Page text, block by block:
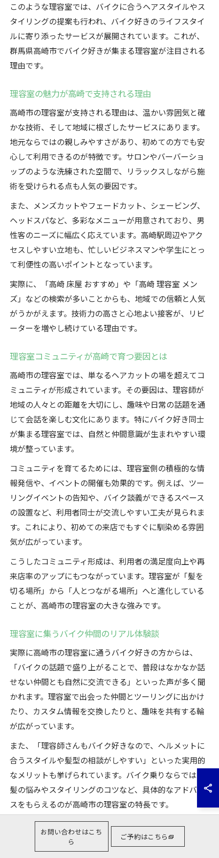
このような理容室では、バイクに合うヘアスタイルやス
タイリングの提案も行われ、バイク好きのライフスタイ
ルに寄り添ったサービスが展開されています。これが、
群馬県高崎市でバイク好きが集まる理容室が注目される
理由です。
理容室の魅力が高崎で支持される理由
高崎市の理容室が支持される理由は、温かい雰囲気と確
かな技術、そして地域に根ざしたサービスにあります。
地元ならではの親しみやすさがあり、初めての方でも安
心して利用できるのが特徴です。サロンやバーバーショ
ップのような洗練された空間で、リラックスしながら施
術を受けられる点も人気の要因です。
また、メンズカットやフェードカット、シェービング、
ヘッドスパなど、多彩なメニューが用意されており、男
性客のニーズに幅広く応えています。高崎駅周辺やアク
セスしやすい立地も、忙しいビジネスマンや学生にとっ
て利便性の高いポイントとなっています。
実際に、「高崎 床屋 おすすめ」や「高崎 理容室 メン
ズ」などの検索が多いことからも、地域での信頼と人気
がうかがえます。技術力の高さと心地よい接客が、リピ
ーターを増やし続けている理由です。
理容室コミュニティが高崎で育つ要因とは
高崎市の理容室では、単なるヘアカットの場を超えてコ
ミュニティが形成されています。その要因は、理容師が
地域の人々との距離を大切にし、趣味や日常の話題を通
じて会話を楽しむ文化にあります。特にバイク好き同士
が集まる理容室では、自然と仲間意識が生まれやすい環
境が整っています。
コミュニティを育てるためには、理容室側の積極的な情
報発信や、イベントの開催も効果的です。例えば、ツー
リングイベントの告知や、バイク談義ができるスペース
の設置など、利用者同士が交流しやすい工夫が見られま
す。これにより、初めての来店でもすぐに馴染める雰囲
気が広がっています。
こうしたコミュニティ形成は、利用者の満足度向上や再
来店率のアップにもつながっています。理容室が「髪を
切る場所」から「人とつながる場所」へと進化している
ことが、高崎市の理容室の大きな強みです。
理容室に集うバイク仲間のリアル体験談
実際に高崎市の理容室に通うバイク好きの方からは、
「バイクの話題で盛り上がることで、普段はなかなか話
せない仲間とも自然に交流できる」といった声が多く聞
かれます。理容室で出会った仲間とツーリングに出かけ
たり、カスタム情報を交換したりと、趣味を共有する輪
が広がっています。
また、「理容師さんもバイク好きなので、ヘルメットに
合うスタイルや髪型の相談がしやすい」といった実用的
なメリットも挙げられています。バイク乗りならではの
髪の悩みやスタイリングのコツなど、具体的なアドバイ
スをもらえるのが高崎市の理容室の特長です。
一方で、「初めての来店時は緊張したが、バイク好きだ
と伝えるとすぐに打ち解けられた」という体験談もあ
り、同じ趣味を持つことで生まれる安心感や連帯感が、
お問い合わせはこち
ら
ご予約はこちら